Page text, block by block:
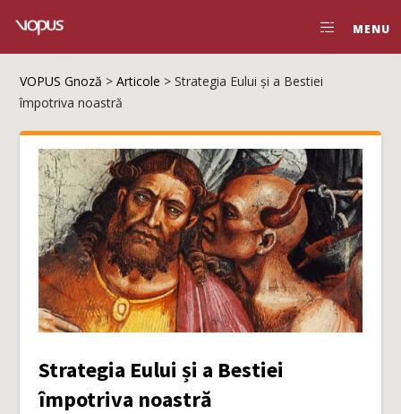
MENU
VOPUS Gnoză >Articole >Strategia Eului și a Bestiei
împotriva noastră
Strategia Eului și a Bestiei
împotriva noastră